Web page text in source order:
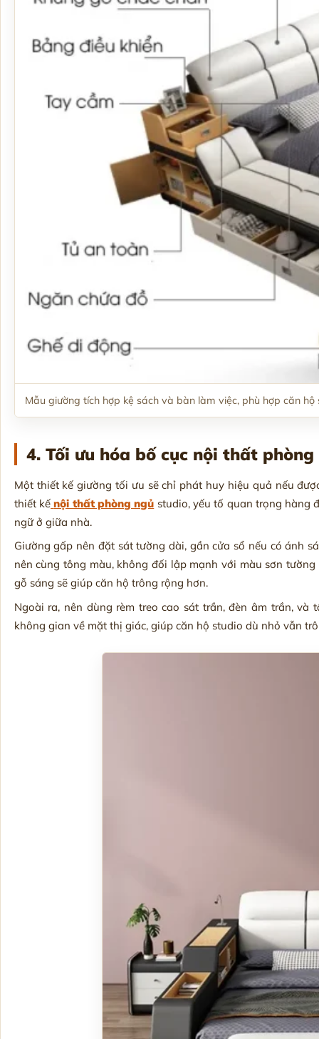
Mẫu giường tích hợp kệ sách và bàn làm việc, phù hợp căn hộ
4. Tối ưu hóa bố cục nội thất
Một thiết kế giường tối ưu sẽ chỉ phát huy hiệu quả nếu
thiết kế nội thất phòng ngủ studio, yếu tố quan trọng hàng
ngữ ở giữa nhà.
Giường gấp nên đặt sát tường dài, gần cửa sổ nếu có ánh
nên cùng tông màu, không đối lập mạnh với màu sơn
gỗ sáng sẽ giúp căn hộ trông rộng hơn.
Ngoài ra, nên dùng rèm treo cao sát trần, đèn âm trần,
không gian về mặt thị giác, giúp căn hộ studio dù nhỏ vẫn